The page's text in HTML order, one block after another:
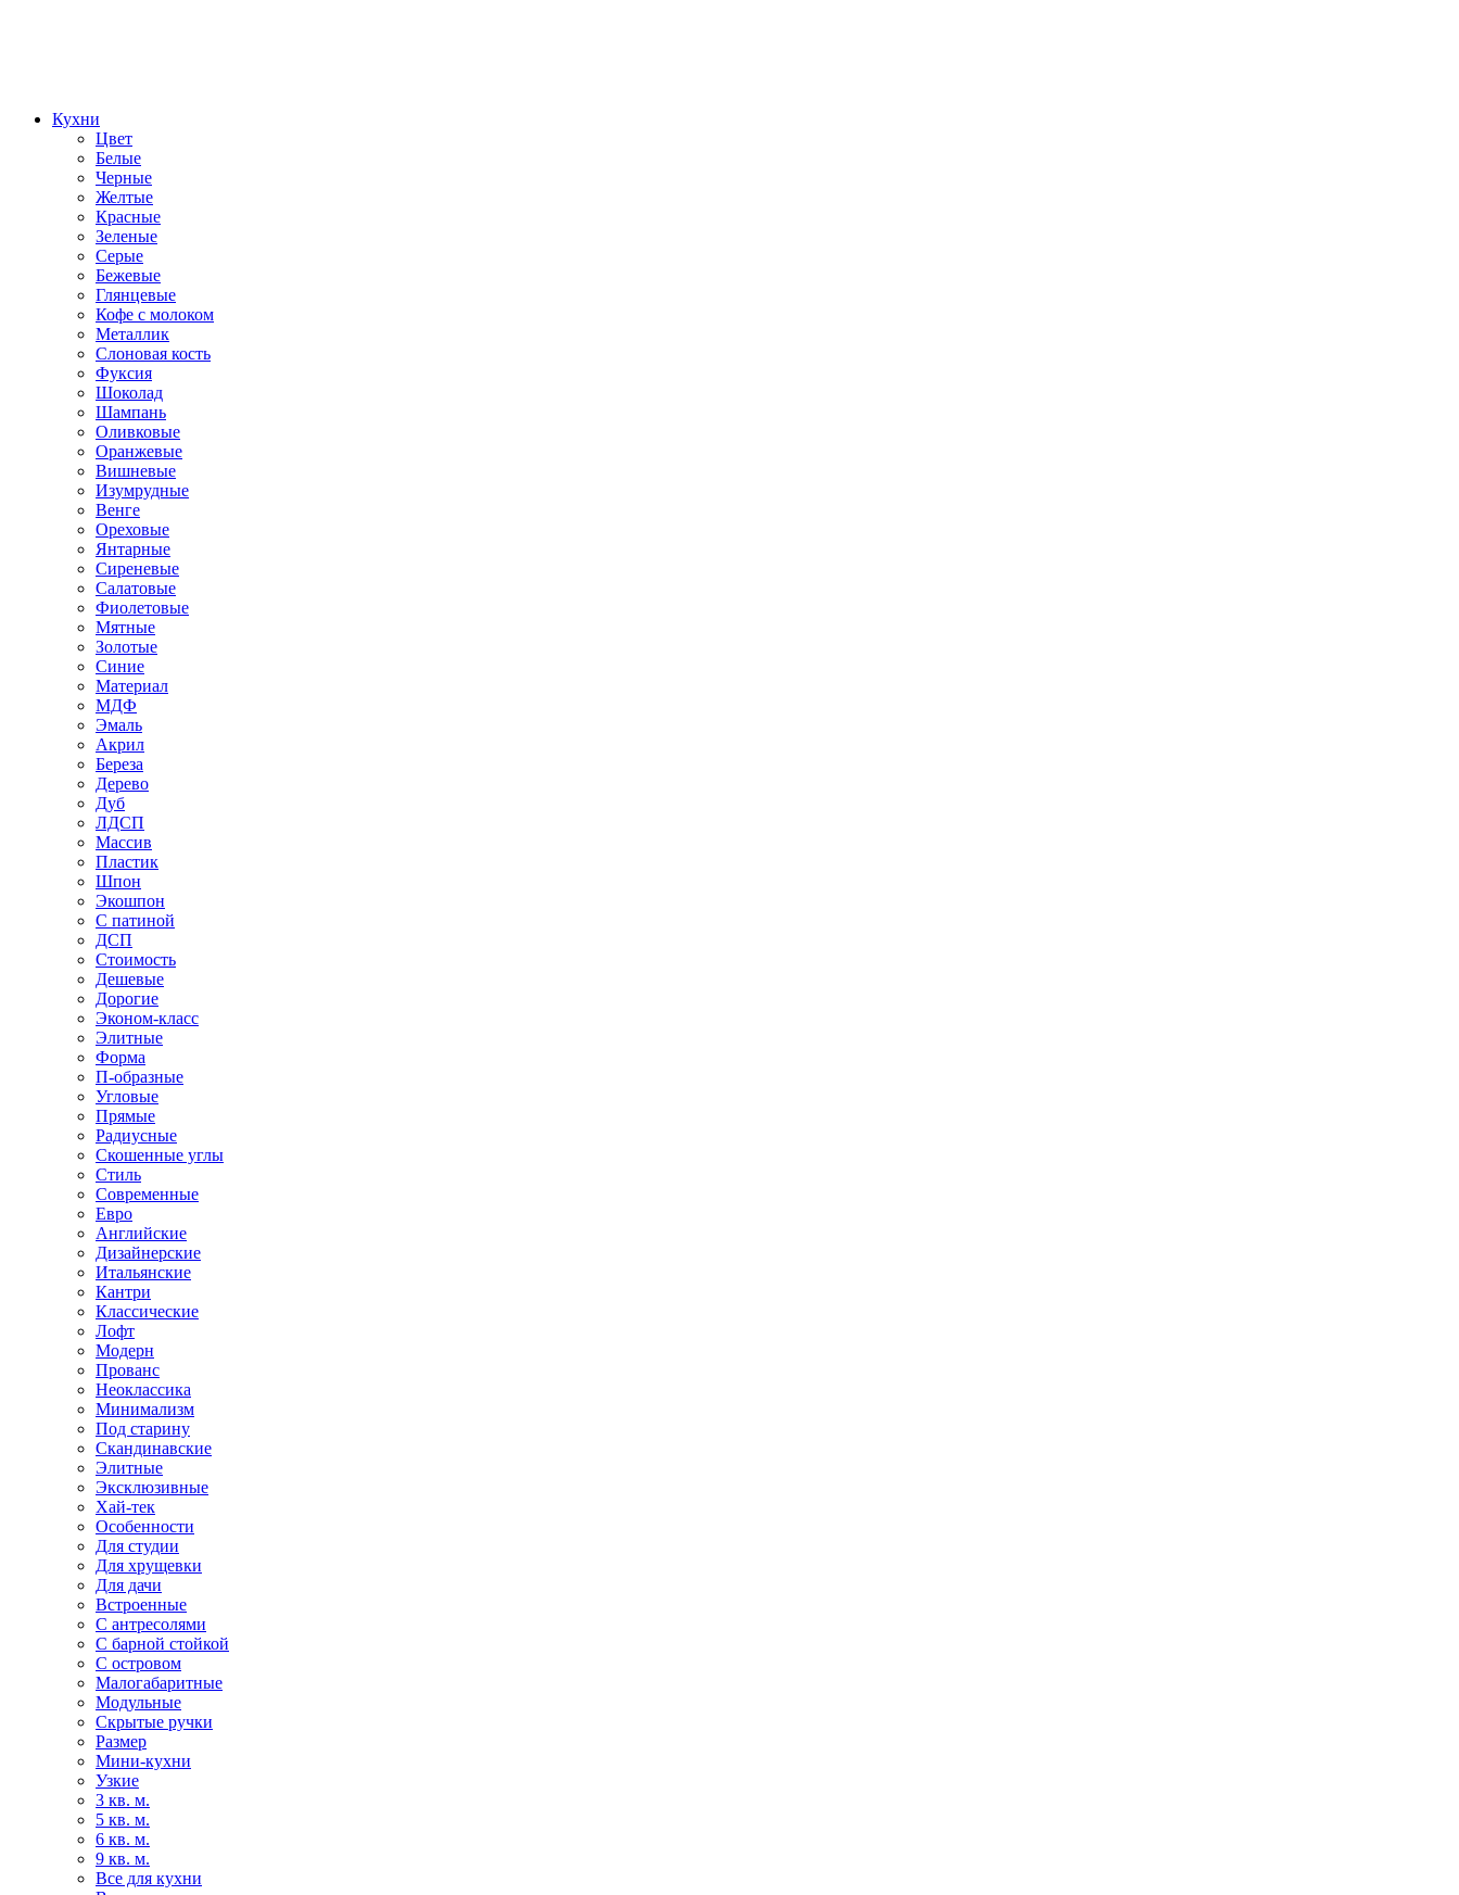
Кухни
Цвет
Белые
Черные
Желтые
Красные
Зеленые
Серые
Бежевые
Глянцевые
Кофе с молоком
Металлик
Слоновая кость
Фуксия
Шоколад
Шампань
Оливковые
Оранжевые
Вишневые
Изумрудные
Венге
Ореховые
Янтарные
Сиреневые
Салатовые
Фиолетовые
Мятные
Золотые
Синие
Материал
МДФ
Эмаль
Акрил
Береза
Дерево
Дуб
ЛДСП
Массив
Пластик
Шпон
Экошпон
С патиной
ДСП
Стоимость
Дешевые
Дорогие
Эконом-класс
Элитные
Форма
П-образные
Угловые
Прямые
Радиусные
Скошенные углы
Стиль
Современные
Евро
Английские
Дизайнерские
Итальянские
Кантри
Классические
Лофт
Модерн
Прованс
Неоклассика
Минимализм
Под старину
Скандинавские
Элитные
Эксклюзивные
Хай-тек
Особенности
Для студии
Для хрущевки
Для дачи
Встроенные
С антресолями
С барной стойкой
С островом
Малогабаритные
Модульные
Скрытые ручки
Размер
Мини-кухни
Узкие
3 кв. м.
5 кв. м.
6 кв. м.
9 кв. м.
Все для кухни